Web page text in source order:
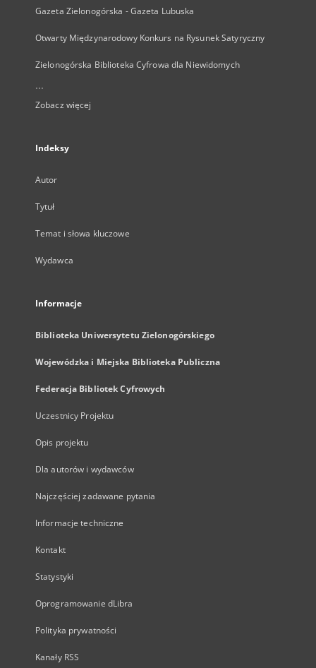
Gazeta Zielonogórska - Gazeta Lubuska
Otwarty Międzynarodowy Konkurs na Rysunek Satyryczny
Zielonogórska Biblioteka Cyfrowa dla Niewidomych
...
Zobacz więcej
Indeksy
Autor
Tytuł
Temat i słowa kluczowe
Wydawca
Informacje
Biblioteka Uniwersytetu Zielonogórskiego
Wojewódzka i Miejska Biblioteka Publiczna
Federacja Bibliotek Cyfrowych
Uczestnicy Projektu
Opis projektu
Dla autorów i wydawców
Najczęściej zadawane pytania
Informacje techniczne
Kontakt
Statystyki
Oprogramowanie dLibra
Polityka prywatności
Kanały RSS